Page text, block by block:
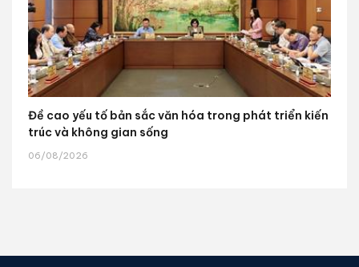
Đề cao yếu tố bản sắc văn hóa trong phát triển kiến
trúc và không gian sống
06/08/2026